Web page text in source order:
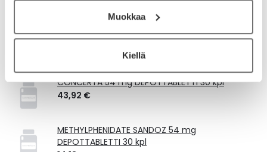
Muokkaa
Kiellä
Laske korvauksen suuruus
CONCERTA 54 mg DEPOTTABLETTI 30 kpl
43,92 €
METHYLPHENIDATE SANDOZ 54 mg
DEPOTTABLETTI 30 kpl